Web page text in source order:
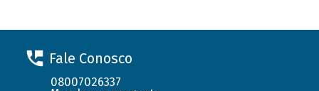
Fale Conosco
08007026337